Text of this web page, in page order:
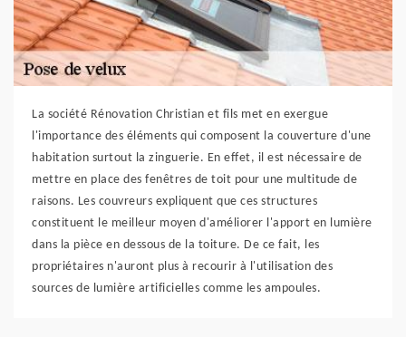
La société Rénovation Christian et fils met en exergue
l'importance des éléments qui composent la couverture d'une
habitation surtout la zinguerie. En effet, il est nécessaire de
mettre en place des fenêtres de toit pour une multitude de
raisons. Les couvreurs expliquent que ces structures
constituent le meilleur moyen d'améliorer l'apport en lumière
dans la pièce en dessous de la toiture. De ce fait, les
propriétaires n'auront plus à recourir à l'utilisation des
sources de lumière artificielles comme les ampoules.